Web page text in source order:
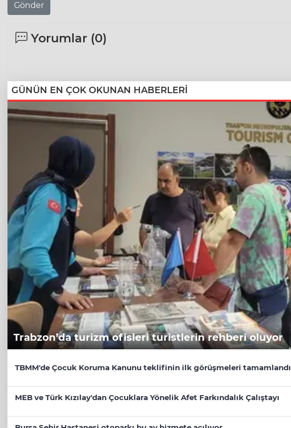
Gönder
Yorumlar (0)
GÜNÜN EN ÇOK OKUNAN HABERLERİ
Trabzon’da turizm ofisleri turistlerin rehberi oluyor
TBMM'de Çocuk Koruma Kanunu teklifinin ilk görüşmeleri tamamlandı
MEB ve Türk Kızılay'dan Çocuklara Yönelik Afet Farkındalık Çalıştayı